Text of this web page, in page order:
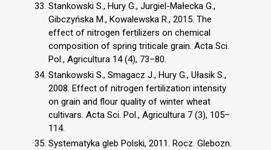
Stankowski S., Hury G., Jurgiel-Małecka G.,
Gibczyńska M., Kowalewska R., 2015. The
effect of nitrogen fertilizers on chemical
composition of spring triticale grain. Acta Sci.
Pol., Agricultura 14 (4), 73–80.
Stankowski S., Smagacz J., Hury G., Ułasik S.,
2008. Effect of nitrogen fertilization intensity
on grain and flour quality of winter wheat
cultivars. Acta Sci. Pol., Agricultura 7 (3), 105–
114.
Systematyka gleb Polski, 2011. Rocz. Glebozn.